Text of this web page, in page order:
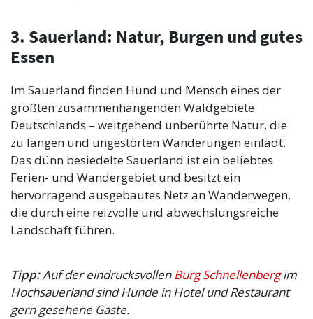
3. Sauerland: Natur, Burgen und gutes
Essen
Im Sauerland finden Hund und Mensch eines der
größten zusammenhängenden Waldgebiete
Deutschlands – weitgehend unberührte Natur, die
zu langen und ungestörten Wanderungen einlädt.
Das dünn besiedelte Sauerland ist ein beliebtes
Ferien- und Wandergebiet und besitzt ein
hervorragend ausgebautes Netz an Wanderwegen,
die durch eine reizvolle und abwechslungsreiche
Landschaft führen.
Tipp:Auf der eindrucksvollenBurg Schnellenbergim
Hochsauerland sind Hunde in Hotel und Restaurant
gern gesehene Gäste.